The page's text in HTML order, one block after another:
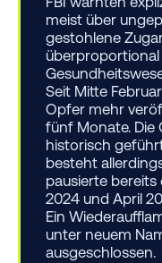
meist über
gestohlene
Seit Mitte
Opfer mehr
fünf Monate. Die
historisch
besteht
pausierte
2024 und April
Ein
unter neuem
ausgeschlossen.